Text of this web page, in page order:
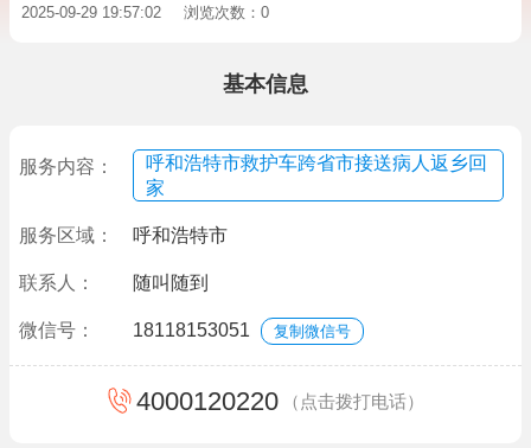
2025-09-29 19:57:02 浏览次数：0
基本信息
服务内容：
呼和浩特市救护车跨省市接送病人返乡回
家
服务区域： 呼和浩特市
联系人： 随叫随到
微信号： 18118153051 复制微信号
4000120220 （点击拨打电话）